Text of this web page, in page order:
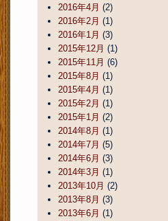
2016年4月 (2)
2016年2月 (1)
2016年1月 (3)
2015年12月 (1)
2015年11月 (6)
2015年8月 (1)
2015年4月 (1)
2015年2月 (1)
2015年1月 (2)
2014年8月 (1)
2014年7月 (5)
2014年6月 (3)
2014年3月 (1)
2013年10月 (2)
2013年8月 (3)
2013年6月 (1)